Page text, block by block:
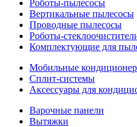
Роботы-пылесосы
Вертикальные пылесосы
Проводные пылесосы
Роботы-
Комплектующие для
Мобильные
Сплит-системы
Аксессуары для
Варочные панели
Вытяжки